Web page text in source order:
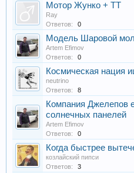
Мотор Жунко + ТТ
Ray
Ответов:
0
Модель Шаровой
Artem Efimov
Ответов:
0
Космическая нация
neutrino
Ответов:
8
Компания Джелепов
солнечных панелей
Artem Efimov
Ответов:
0
Когда быстрее
козлайский пипси
Ответов:
3